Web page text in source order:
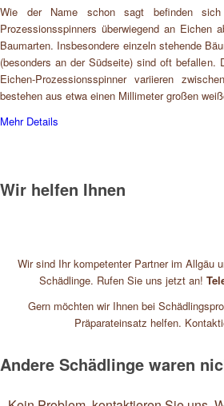
Wie der Name schon sagt befinden
Prozessionsspinners überwiegend an Eichen
Baumarten. Insbesondere einzeln stehende
(besonders an der Südseite) sind oft befallen.
Eichen-Prozessionsspinner variieren
bestehen aus etwa einen Millimeter großen
Mehr Details
Wir helfen Ihnen
Wir sind Ihr kompetenter Partner im Allgäu
Schädlinge. Rufen Sie uns jetzt an!
Gern möchten wir Ihnen bei
Präparateinsatz helfen.
Andere Schädlinge waren